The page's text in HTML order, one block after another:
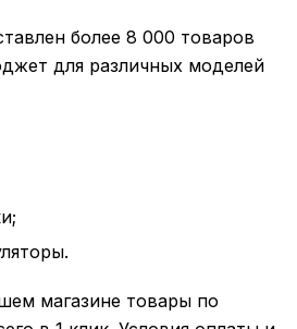
более 8 000 товаров
для различных моделей
магазине товары по